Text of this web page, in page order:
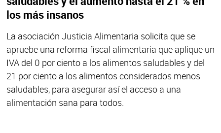
los más insanos
La asociación Justicia Alimentaria solicita que se
apruebe una reforma fiscal alimentaria que aplique un
IVA del 0 por ciento a los alimentos saludables y del
21 por ciento a los alimentos considerados menos
saludables, para asegurar así el acceso a una
alimentación sana para todos.